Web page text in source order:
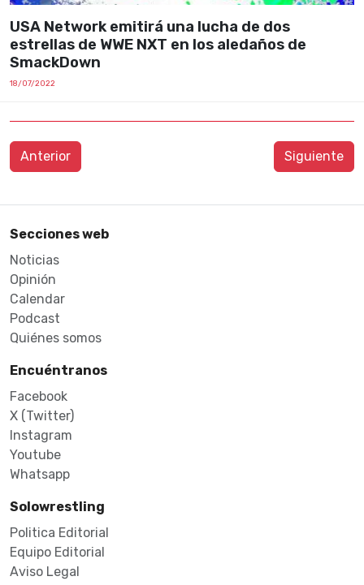
USA Network emitirá una lucha de dos
estrellas de WWE NXT en los aledaños de
SmackDown
18/07/2022
Anterior Siguiente
Secciones web
Noticias
Opinión
Calendar
Podcast
Quiénes somos
Encuéntranos
Facebook
X (Twitter)
Instagram
Youtube
Whatsapp
Solowrestling
Politica Editorial
Equipo Editorial
Aviso Legal